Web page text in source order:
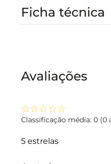
Ficha técnica
Avaliações
☆☆☆☆☆
Classificação média: 0 (0
5 estrelas